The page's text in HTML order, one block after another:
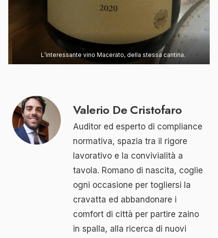
L’interessante vino Macerato, della stessa cantina.
Valerio De Cristofaro
Auditor ed esperto di compliance
normativa, spazia tra il rigore
lavorativo e la convivialità a
tavola. Romano di nascita, coglie
ogni occasione per togliersi la
cravatta ed abbandonare i
comfort di città per partire zaino
in spalla, alla ricerca di nuovi